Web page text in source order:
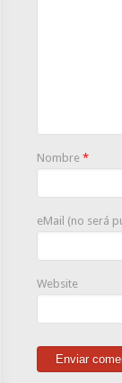
Nombre *
eMail (no será
Website